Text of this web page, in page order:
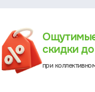
скидки
при